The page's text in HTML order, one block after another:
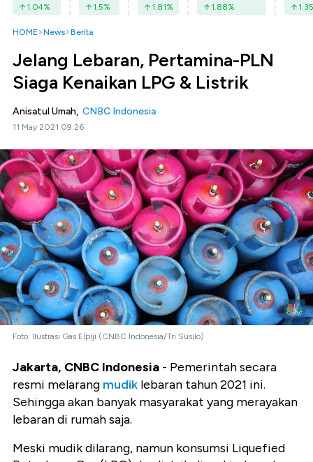
1.04% 1.5% 1.81% 1.88% 1.35
HOME News Berita
Jelang Lebaran, Pertamina-PLN
Siaga Kenaikan LPG & Listrik
Anisatul Umah, CNBC Indonesia
11 May 2021 09:26
Foto: Ilustrasi Gas Elpiji (CNBC Indonesia/Tri Susilo)
Jakarta, CNBC Indonesia - Pemerintah secara
resmi melarang mudik lebaran tahun 2021 ini.
Sehingga akan banyak masyarakat yang merayakan
lebaran di rumah saja.
Meski mudik dilarang, namun konsumsi Liquefied